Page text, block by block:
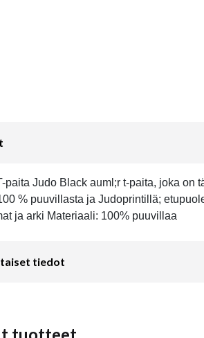
paita Judo Black auml;r t-paita, joka
% puuvillasta ja Judoprintillä;
ja arki Materiaali: 100% puuvillaa
tiedot